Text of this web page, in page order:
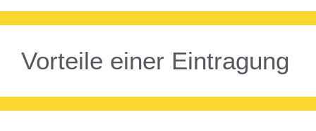
Vorteile einer Eintragung